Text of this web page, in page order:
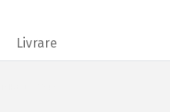
Livrare